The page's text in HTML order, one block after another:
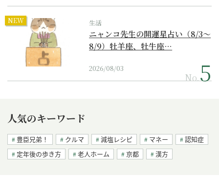
NEW 生活
ニャンコ先生の開運星占い（8/3～
8/9）牡羊座、牡牛座…
2026/08/03
No.
人気のキーワード
豊臣兄弟！ クルマ 減塩レシピ マネー
認知症
定年後の歩き方
老人ホーム 京都 漢方